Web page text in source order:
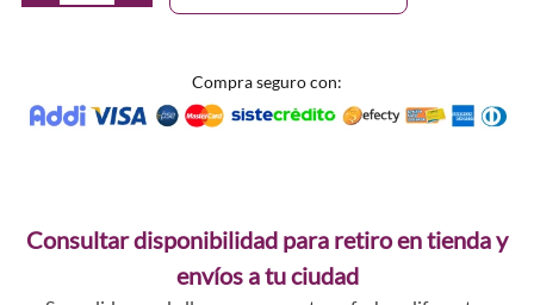
Compra seguro con:
Consultar disponibilidad para retiro en tienda y
envíos a tu ciudad